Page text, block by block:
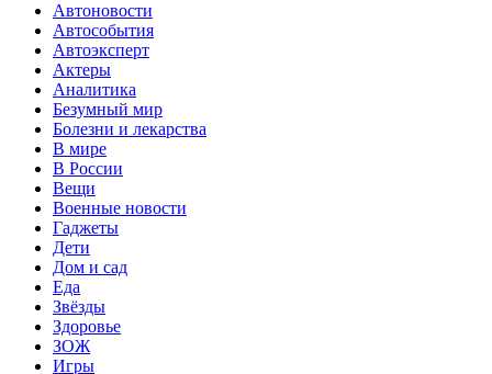
Автоновости
Автособытия
Автоэксперт
Актеры
Аналитика
Безумный мир
Болезни и лекарства
В мире
В России
Вещи
Военные новости
Гаджеты
Дети
Дом и сад
Еда
Звёзды
Здоровье
ЗОЖ
Игры